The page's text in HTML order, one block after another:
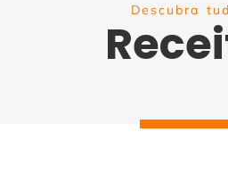
Descubra